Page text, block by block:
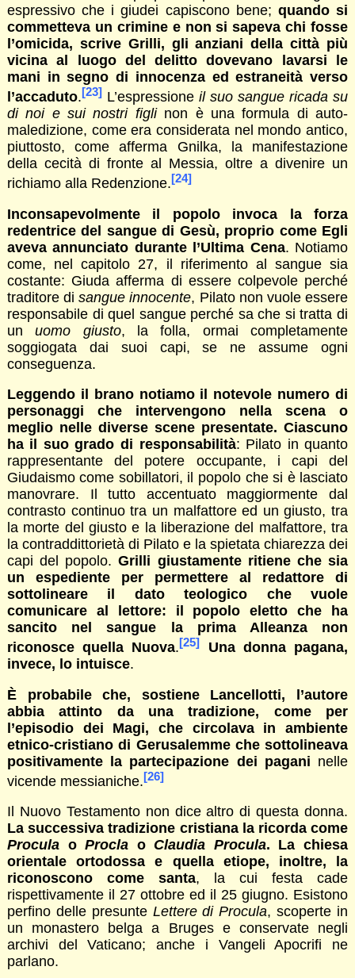
espressivo che i giudei capiscono bene; quando si
commetteva un crimine e non si sapeva chi fosse
l’omicida, scrive Grilli, gli anziani della città più
vicina al luogo del delitto dovevano lavarsi le
mani in segno di innocenza ed estraneità verso
l’accaduto.[23]L’espressione il suo sangue ricada su
di noi e sui nostri figlinon è una formula di auto-
maledizione, come era considerata nel mondo antico,
piuttosto, come afferma Gnilka, la manifestazione
della cecità di fronte al Messia, oltre a divenire un
richiamo alla Redenzione.[24]
Inconsapevolmente il popolo invoca la forza
redentrice del sangue di Gesù, proprio come Egli
aveva annunciato durante l’Ultima Cena. Notiamo
come, nel capitolo 27, il riferimento al sangue sia
costante: Giuda afferma di essere colpevole perché
traditore disangue innocente, Pilato non vuole essere
responsabile di quel sangue perché sa che si tratta di
unuomo giusto, la folla, ormai completamente
soggiogata dai suoi capi, se ne assume ogni
conseguenza.
Leggendo il brano notiamo il notevole numero di
personaggi che intervengono nella scena o
meglio nelle diverse scene presentate. Ciascuno
ha il suo grado di responsabilità: Pilato in quanto
rappresentante del potere occupante, i capi del
Giudaismo come sobillatori, il popolo che si è lasciato
manovrare. Il tutto accentuato maggiormente dal
contrasto continuo tra un malfattore ed un giusto, tra
la morte del giusto e la liberazione del malfattore, tra
la contraddittorietà di Pilato e la spietata chiarezza dei
capi del popolo.Grilli giustamente ritiene che sia
un espediente per permettere al redattore di
sottolineare il dato teologico che vuole
comunicare al lettore: il popolo eletto che ha
sancito nel sangue la prima Alleanza non
riconosce quella Nuova.[25]
Una donna pagana,
invece, lo intuisce.
È probabile che, sostiene Lancellotti, l’autore
abbia attinto da una tradizione, come per
l’episodio dei Magi, che circolava in ambiente
etnico-cristiano di Gerusalemme che sottolineava
positivamente la partecipazione dei pagani nelle
vicende messianiche.[26]
Il Nuovo Testamento non dice altro di questa donna.
La successiva tradizione cristiana la ricorda come
ProculaoProcla o Claudia Procula. La chiesa
orientale ortodossa e quella etiope, inoltre, la
riconoscono come santa, la cui festa cade
rispettivamente il 27 ottobre ed il 25 giugno. Esistono
perfino delle presunte Lettere di Procula, scoperte in
un monastero belga a Bruges e conservate negli
archivi del Vaticano; anche i Vangeli Apocrifi ne
parlano.